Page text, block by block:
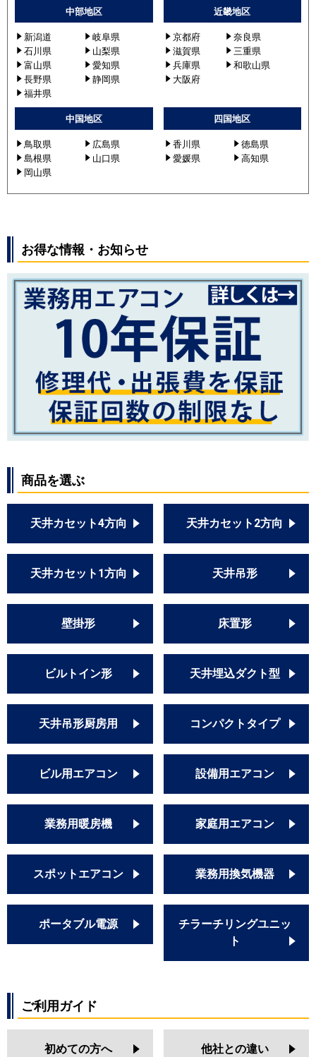
中部地区
新潟道
岐阜県
石川県
山梨県
富山県
愛知県
長野県
静岡県
福井県
近畿地区
京都府
奈良県
滋賀県
三重県
兵庫県
和歌山県
大阪府
中国地区
鳥取県
広島県
島根県
山口県
岡山県
四国地区
香川県
徳島県
愛媛県
高知県
お得な情報・お知らせ
商品を選ぶ
天井カセット4方向 天井カセット2方向
天井カセット1方向 天井吊形
壁掛形 床置形
ビルトイン形 天井埋込ダクト型
天井吊形厨房用 コンパクトタイプ
ビル用エアコン 設備用エアコン
業務用暖房機 家庭用エアコン
スポットエアコン 業務用換気機器
ポータブル電源
チラーチリングユニッ
ト
ご利用ガイド
初めての方へ 他社との違い